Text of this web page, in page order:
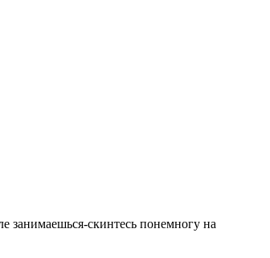
занимаешься-скинтесь понемногу на